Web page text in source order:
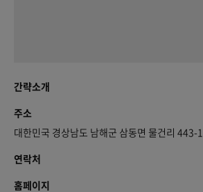
간략소개
주소
대한민국 경상남도 남해군 삼동면 물건리 443-1
연락처
홈페이지